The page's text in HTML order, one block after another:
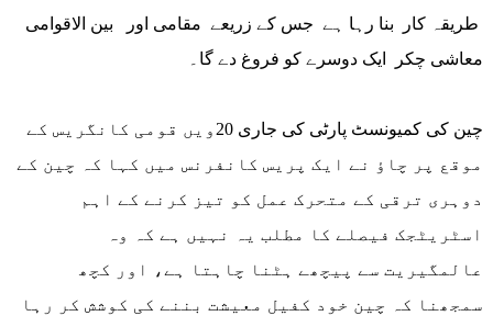
طریقہ کار بنا رہا ہے جس کے زریعے مقامی اور بین الاقوامی
معاشی چکر ایک دوسرے کو فروغ دے گا۔
موقع پر چاؤ نے ایک پریس کانفرنس میں کہا کہ چین کے
دوہری ترقی کے متحرک عمل کو تیز کرنے کے اہم
اسٹریٹجک فیصلے کا مطلب یہ نہیں ہے کہ وہ
عالمگیریت سے پیچھے ہٹنا چاہتا ہے، اور کچھ
سمجھنا کہ چین خود کفیل معیشت بننے کی کوشش کر رہا